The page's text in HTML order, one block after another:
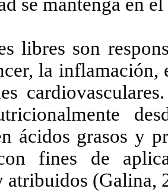
se mantenga en
libres son
la inflamación,
ácidos grasos y
fines de
atribuidos (Galina,